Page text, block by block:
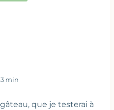
min
que je testerai à